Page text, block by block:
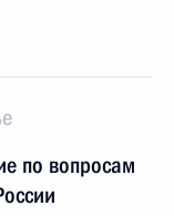
по вопросам